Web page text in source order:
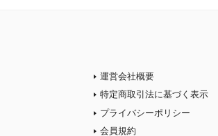
運営会社概要
特定商取引法に基づく表示
プライバシーポリシー
会員規約